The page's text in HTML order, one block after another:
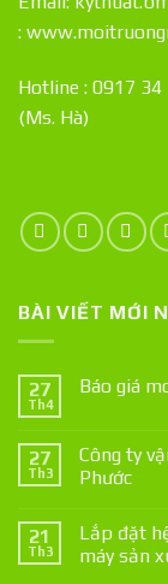
:
Hotline : 0917
(Ms. Hà)
BÀI VIẾT MỚI
27
Th4
Báo giá
27
Th3
Công ty
Phước
21
Th3
Lắp đặt
máy sản